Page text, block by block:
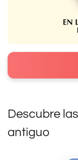
Descubre
antiguo